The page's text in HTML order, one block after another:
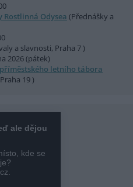
Odysea (Přednášky a
a slavnosti, Praha 7 )
2026 (pátek)
letního tábora
19 )